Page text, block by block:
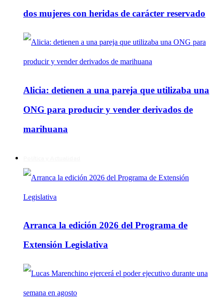
dos mujeres con heridas de carácter reservado
Alicia: detienen a una pareja que utilizaba una
ONG para producir y vender derivados de
marihuana
Arranca la edición 2026 del Programa de
Extensión Legislativa